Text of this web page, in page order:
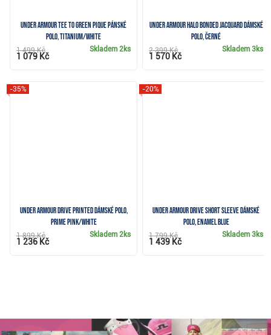
Under Armour Tee To Green Pique pánské
polo, titanium/white
Skladem 2ks
1 499 Kč
1 079 Kč
Under Armour Halo Bonded Jacquard dámské
polo, černé
Skladem3ks
2 399 Kč
1 570 Kč
Under Armour Drive Printed dámské polo,
prime pink/white
-35%
Skladem2ks
1 899 Kč
1 236 Kč
Under Armour Drive Short Sleeve dámské
polo, enamel blue
-20%
Skladem3ks
1 799 Kč
1 439 Kč